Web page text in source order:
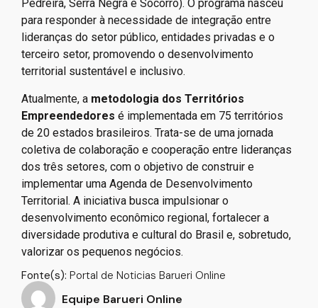
Pedreira, Serra Negra e Socorro). O programa nasceu
para responder à necessidade de integração entre
lideranças do setor público, entidades privadas e o
terceiro setor, promovendo o desenvolvimento
territorial sustentável e inclusivo.
Atualmente, a metodologia dos Territórios
Empreendedores é implementada em 75 territórios
de 20 estados brasileiros. Trata-se de uma jornada
coletiva de colaboração e cooperação entre lideranças
dos três setores, com o objetivo de construir e
implementar uma Agenda de Desenvolvimento
Territorial. A iniciativa busca impulsionar o
desenvolvimento econômico regional, fortalecer a
diversidade produtiva e cultural do Brasil e, sobretudo,
valorizar os pequenos negócios.
Fonte(s): Portal de Noticias Barueri Online
Equipe Barueri Online